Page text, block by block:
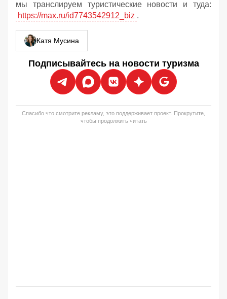
мы транслируем туристические новости и туда:
https://max.ru/id7743542912_biz .
Катя Мусина
Подписывайтесь на новости туризма
Спасибо что смотрите рекламу, это поддерживает проект. Прокрутите,
чтобы продолжить читать